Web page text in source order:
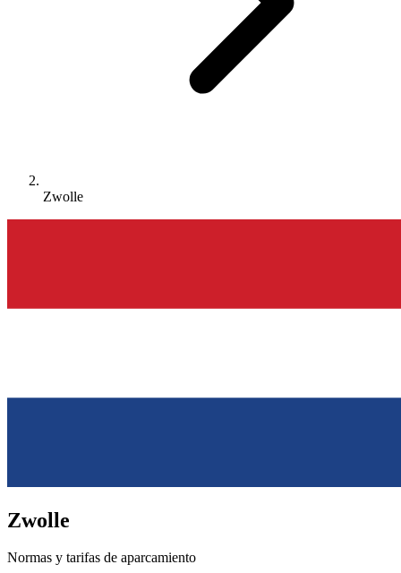
Zwolle
Zwolle
Normas y tarifas de aparcamiento